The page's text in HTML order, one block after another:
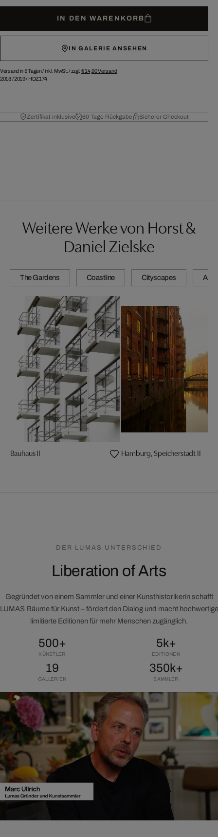
IN DEN WARENKORB
IN GALERIE ANSEHEN
Versand in 5 Tagen /inkl. MwSt. / zzgl. € 14,90Versand
2018/2019/ HDZ174
Zertifikat inklusive 60 Tage Rückgabe Sicherer Checkout
Weitere Werke von Horst &
Daniel Zielske
The Gardens Coastline Cityscapes
Bauhaus II Hamburg, Speicherstadt II
DER LUMAS UNTERSCHIED
Liberation of Arts
Gegründet von einem Sammler und einer Kunsthistorikerin schafft
LUMAS Räume für Kunst – fördert den Dialog und macht hochwertige
limitierte Editionen für mehr Menschen zugänglich.
500+
KÜNSTLER
5k+
EDITIONEN
19
GALLERIEN
350k+
SAMMLER